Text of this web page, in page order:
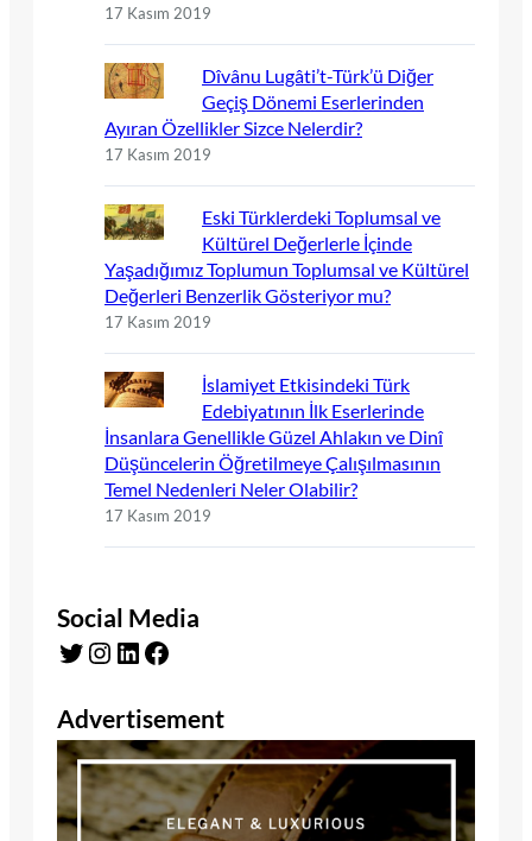
17 Kasım 2019
Dîvânu Lugâti’t-Türk’ü Diğer
Geçiş Dönemi Eserlerinden
Ayıran Özellikler Sizce Nelerdir?
17 Kasım 2019
Eski Türklerdeki Toplumsal ve
Kültürel Değerlerle İçinde
Yaşadığımız Toplumun Toplumsal ve Kültürel
Değerleri Benzerlik Gösteriyor mu?
17 Kasım 2019
İslamiyet Etkisindeki Türk
Edebiyatının İlk Eserlerinde
İnsanlara Genellikle Güzel Ahlakın ve Dinî
Düşüncelerin Öğretilmeye Çalışılmasının
Temel Nedenleri Neler Olabilir?
17 Kasım 2019
Social Media
Twitter Instagram LinkedIn Facebook
Advertisement